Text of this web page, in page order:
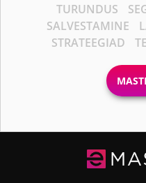
TURUNDUS
SALVESTAMINE
STRATEEGIAD